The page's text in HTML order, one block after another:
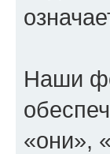
Наши
«они»,